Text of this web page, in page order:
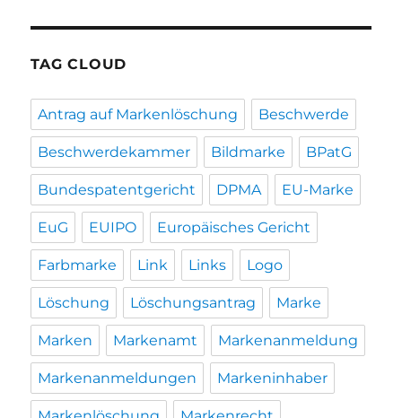
TAG CLOUD
Antrag auf Markenlöschung Beschwerde
Beschwerdekammer Bildmarke BPatG
Bundespatentgericht DPMA EU-Marke
EuG EUIPO Europäisches Gericht
Farbmarke Link Links Logo
Löschung Löschungsantrag Marke
Marken Markenamt Markenanmeldung
Markenanmeldungen Markeninhaber